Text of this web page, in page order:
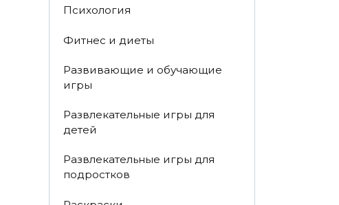
Психология
Фитнес и диеты
Развивающие и обучающие
игры
Развлекательные игры для
детей
Развлекательные игры для
подростков